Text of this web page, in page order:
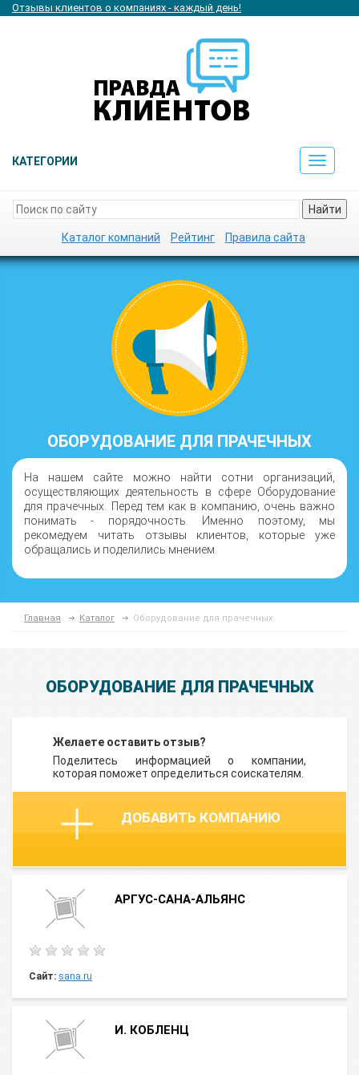
Отзывы клиентов о компаниях - каждый день!
КАТЕГОРИИ
Toggle
Найти
Каталог компаний Рейтинг Правила сайта
ОБОРУДОВАНИЕ ДЛЯ ПРАЧЕЧНЫХ
На нашем сайте можно найти сотни организаций,
осуществляющих деятельность в сфере Оборудование
для прачечных. Перед тем как в компанию, очень важно
понимать - порядочность. Именно поэтому, мы
рекомедуем читать отзывы клиентов, которые уже
обращались и поделились мнением.
Главная Каталог Оборудование для прачечных
ОБОРУДОВАНИЕ ДЛЯ ПРАЧЕЧНЫХ
Желаете оставить отзыв?
Поделитесь информацией о компании,
которая поможет определиться соискателям.
ДОБАВИТЬ КОМПАНИЮ
АРГУС-САНА-АЛЬЯНС
Сайт: sana.ru
И. КОБЛЕНЦ